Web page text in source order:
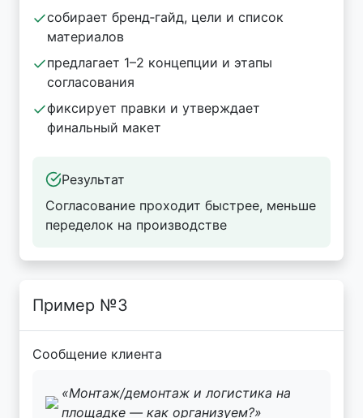
собирает бренд‑гайд, цели и список
материалов
предлагает 1–2 концепции и этапы
согласования
фиксирует правки и утверждает
финальный макет
Результат
Согласование проходит быстрее, меньше
переделок на производстве
Пример №3
Сообщение клиента
«Монтаж/демонтаж и логистика на
площадке — как организуем?»